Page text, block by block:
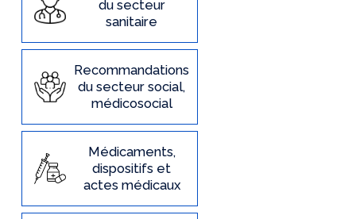
du secteur
sanitaire
Recommandations
du secteur social,
médicosocial
Médicaments,
dispositifs et
actes médicaux